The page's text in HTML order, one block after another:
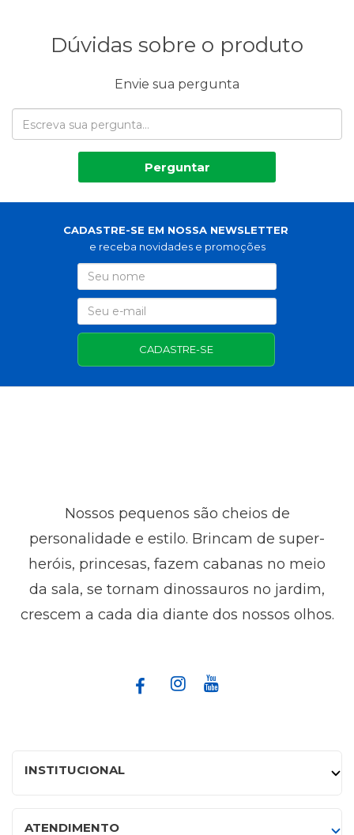
Dúvidas sobre o produto
Envie sua pergunta
Perguntar
CADASTRE-SE EM NOSSA NEWSLETTER
e receba novidades e promoções
CADASTRE-SE
Nossos pequenos são cheios de
personalidade e estilo. Brincam de super-
heróis, princesas, fazem cabanas no meio
da sala, se tornam dinossauros no jardim,
crescem a cada dia diante dos nossos olhos.
INSTITUCIONAL
ATENDIMENTO